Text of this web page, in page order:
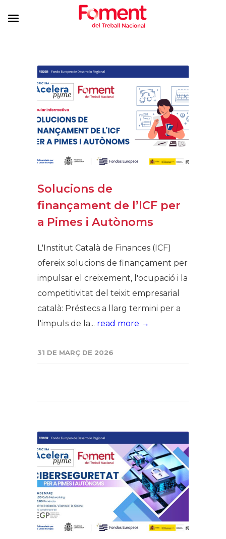
Solucions de
finançament de l’ICF per
a Pimes i Autònoms
L'Institut Català de Finances (ICF)
ofereix solucions de finançament per
impulsar el creixement, l'ocupació i la
competitivitat del teixit empresarial
català: Préstecs a llarg termini per a
l'impuls de la... read more →
31 DE MARÇ DE 2026